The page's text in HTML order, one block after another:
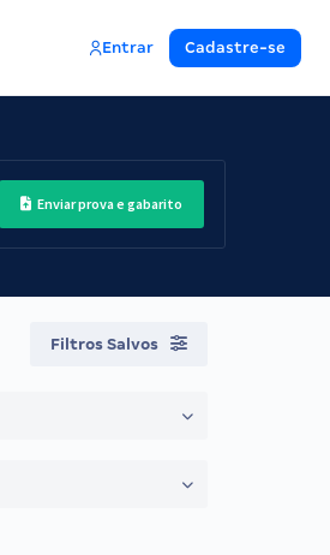
Entrar Cadastre-se
Enviar prova e gabarito
Filtros Salvos